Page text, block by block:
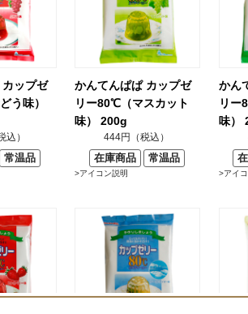
ップゼ
う味）
込）
常温品
かんてんぱぱ カップゼ
リー80℃（マスカット
味） 200g
444円（税込）
在庫商品 常温品
>アイコン説明
かん
リー
味）
>アイ